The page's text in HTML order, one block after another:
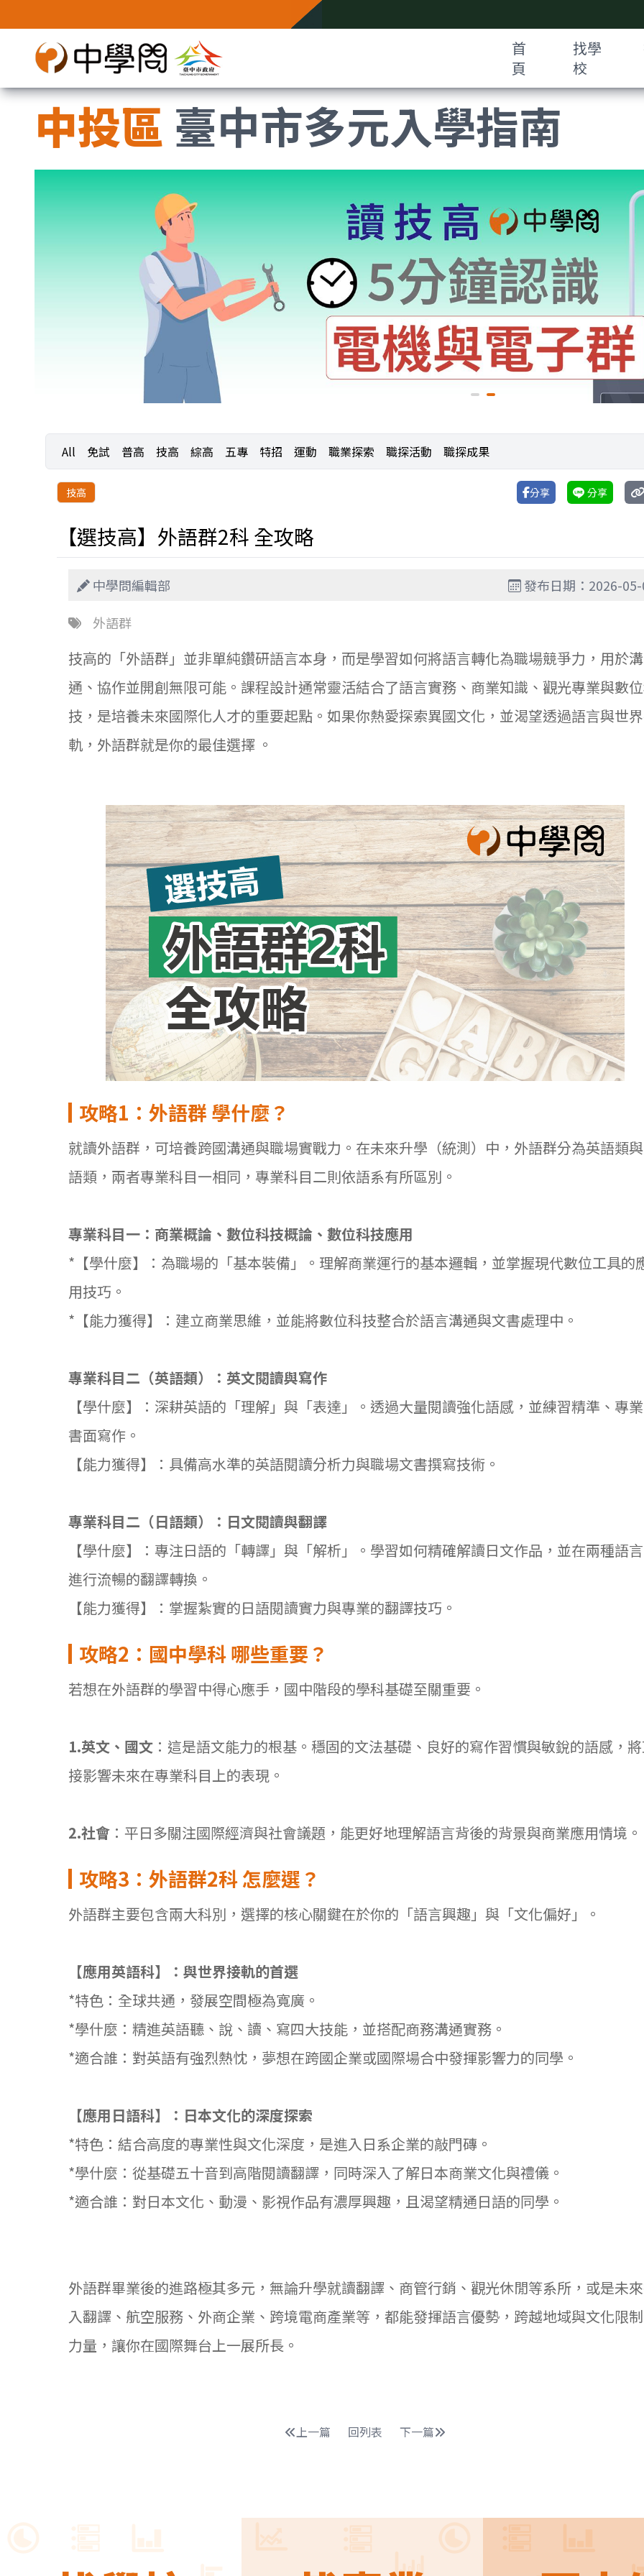
首
頁
找學
校
中投區 臺中市多元入學指南
All 免試 普高 技高 綜高 五專 特招 運動 職業探索 職探活動 職探成果
技高 分享 分享
【選技高】外語群2科 全攻略
中學問編輯部
發布日期：2026-
外語群
技高的「外語群」並非單純鑽研語言本身，而是學習如何將語言轉化為職場競爭力，用於溝
通、協作並開創無限可能。課程設計通常靈活結合了語言實務、商業知識、觀光專業與數
技，是培養未來國際化人才的重要起點。如果你熱愛探索異國文化，並渴望透過語言與世
軌，外語群就是你的最佳選擇 。
攻略1 ：外語群 學什麼？
就讀外語群，可培養跨國溝通與職場實戰力。在未來升學（統測）中，外語群分為英語類
語類，兩者專業科目一相同，專業科目二則依語系有所區別。
專業科目一：商業概論、數位科技概論、數位科技應用
*【學什麼】：為職場的「基本裝備」。理解商業運行的基本邏輯，並掌握現代數位工具的
用技巧。
*【能力獲得】：建立商業思維，並能將數位科技整合於語言溝通與文書處理中。
專業科目二（英語類）：英文閱讀與寫作
【學什麼】：深耕英語的「理解」與「表達」。透過大量閱讀強化語感，並練習精準、專
書面寫作。
【能力獲得】：具備高水準的英語閱讀分析力與職場文書撰寫技術。
專業科目二（日語類）：日文閱讀與翻譯
【學什麼】：專注日語的「轉譯」與「解析」。學習如何精確解讀日文作品，並在兩種語
進行流暢的翻譯轉換。
【能力獲得】：掌握紮實的日語閱讀實力與專業的翻譯技巧。
攻略2 ：國中學科哪些重要？
若想在外語群的學習中得心應手，國中階段的學科基礎至關重要。
1.英文、國文 ：這是語文能力的根基。穩固的文法基礎、良好的寫作習慣與敏銳的語感，
接影響未來在專業科目上的表現。
2.社會 ：平日多關注國際經濟與社會議題，能更好地理解語言背後的背景與商業應用情境。
攻略3 ：外語群2科怎麼選？
外語群主要包含兩大科別，選擇的核心關鍵在於你的「語言興趣」與「文化偏好」。
【應用英語科】：與世界接軌的首選
*特色：全球共通，發展空間極為寬廣。
*學什麼：精進英語聽、說、讀、寫四大技能，並搭配商務溝通實務。
*適合誰：對英語有強烈熱忱，夢想在跨國企業或國際場合中發揮影響力的同學。
【應用日語科】：日本文化的深度探索
*特色：結合高度的專業性與文化深度，是進入日系企業的敲門磚。
*學什麼：從基礎五十音到高階閱讀翻譯，同時深入了解日本商業文化與禮儀。
*適合誰：對日本文化、動漫、影視作品有濃厚興趣，且渴望精通日語的同學。
外語群畢業後的進路極其多元，無論升學就讀翻譯、商管行銷、觀光休閒等系所，或是未
入翻譯、航空服務、外商企業、跨境電商產業等，都能發揮語言優勢，跨越地域與文化限
力量，讓你在國際舞台上一展所長。
上一篇 回列表 下一篇